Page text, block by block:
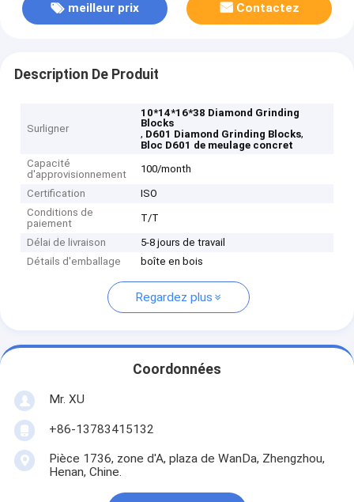
meilleur prix Contactez
Description De Produit
Surligner
10*14*16*38 Diamond Grinding
Blocks
, D601 Diamond Grinding Blocks,
Bloc D601 de meulage concret
Capacité
d'approvisionnement
100/month
Certification
ISO
Conditions de
paiement
T/T
Délai de livraison
5-8 jours de travail
Détails d'emballage
boîte en bois
Regardez plus
Coordonnées
Mr. XU
+86-13783415132
Pièce 1736, zone d'A, plaza de WanDa, Zhengzhou,
Henan, Chine.